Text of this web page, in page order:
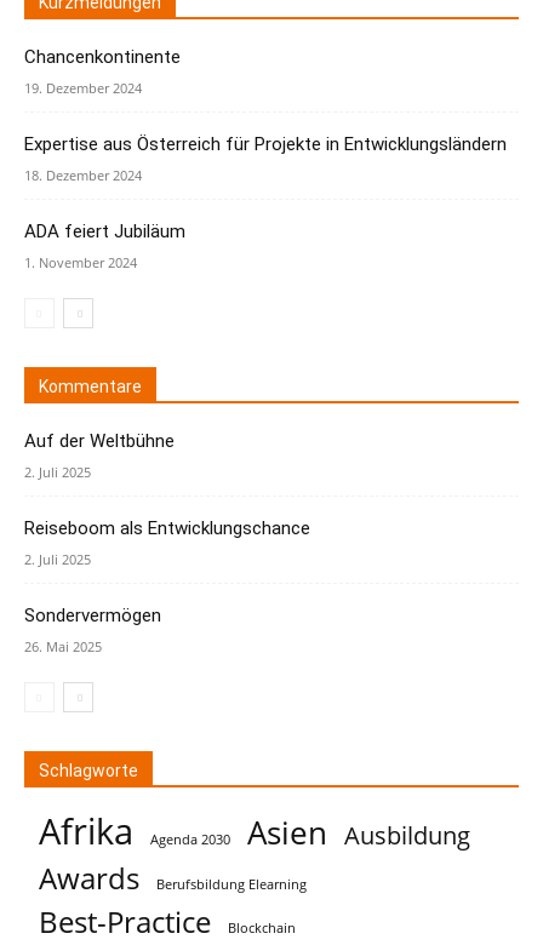
Chancenkontinente
19. Dezember 2024
Expertise aus Österreich für Projekte in Entwicklungsländern
18. Dezember 2024
ADA feiert Jubiläum
1. November 2024
Kommentare
Auf der Weltbühne
2. Juli 2025
Reiseboom als Entwicklungschance
2. Juli 2025
Sondervermögen
26. Mai 2025
Schlagworte
Afrika Agenda 2030 Asien Ausbildung
Awards Berufsbildung Elearning
Best-Practice Blockchain